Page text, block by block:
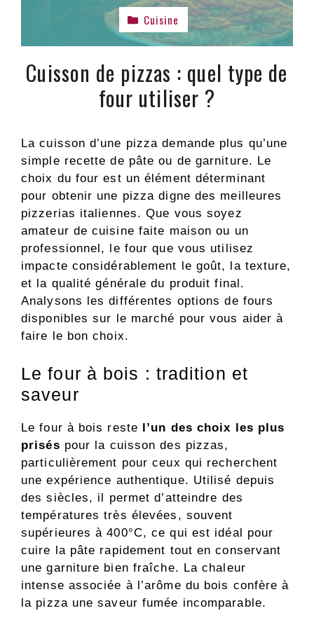
Cuisine
Cuisson de pizzas : quel type de
four utiliser ?
La cuisson d’une pizza demande plus qu’une
simple recette de pâte ou de garniture. Le
choix du four est un élément déterminant
pour obtenir une pizza digne des meilleures
pizzerias italiennes. Que vous soyez
amateur de cuisine faite maison ou un
professionnel, le four que vous utilisez
impacte considérablement le goût, la texture,
et la qualité générale du produit final.
Analysons les différentes options de fours
disponibles sur le marché pour vous aider à
faire le bon choix.
Le four à bois : tradition et
saveur
Le four à bois reste l’un des choix les plus
prisés pour la cuisson des pizzas,
particulièrement pour ceux qui recherchent
une expérience authentique. Utilisé depuis
des siècles, il permet d’atteindre des
températures très élevées, souvent
supérieures à 400°C, ce qui est idéal pour
cuire la pâte rapidement tout en conservant
une garniture bien fraîche. La chaleur
intense associée à l’arôme du bois confère à
la pizza une saveur fumée incomparable.